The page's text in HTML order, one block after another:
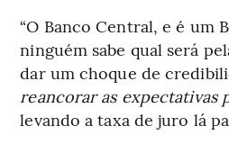
“O Banco Central, e é um
ninguém sabe qual será
dar um choque de
reancorar as expectativas
levando a taxa de juro lá